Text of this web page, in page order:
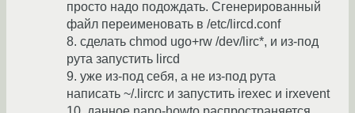
просто надо подождать. Сгенерированный
файл переименовать в /etc/lircd.conf
8. сделать chmod ugo+rw /dev/lirc*, и из-под
рута запустить lircd
9. уже из-под себя, а не из-под рута
написать ~/.lircrc и запустить irexec и irxevent